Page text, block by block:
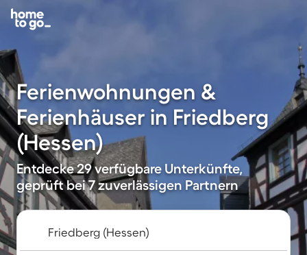
Ferienwohnungen &
Ferienhäuser in Friedberg
(Hessen)
Entdecke 29 verfügbare Unterkünfte,
geprüft bei 7 zuverlässigen Partnern